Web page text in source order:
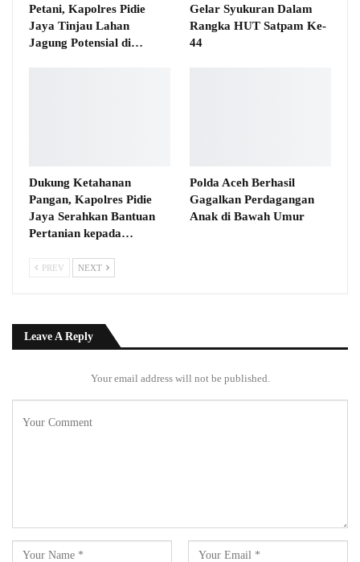
Petani, Kapolres Pidie
Jaya Tinjau Lahan
Jagung Potensial di…
Gelar Syukuran Dalam
Rangka HUT Satpam Ke-
44
Dukung Ketahanan
Pangan, Kapolres Pidie
Jaya Serahkan Bantuan
Pertanian kepada…
Polda Aceh Berhasil
Gagalkan Perdagangan
Anak di Bawah Umur
PREV NEXT
Leave A Reply
Your email address will not be published.